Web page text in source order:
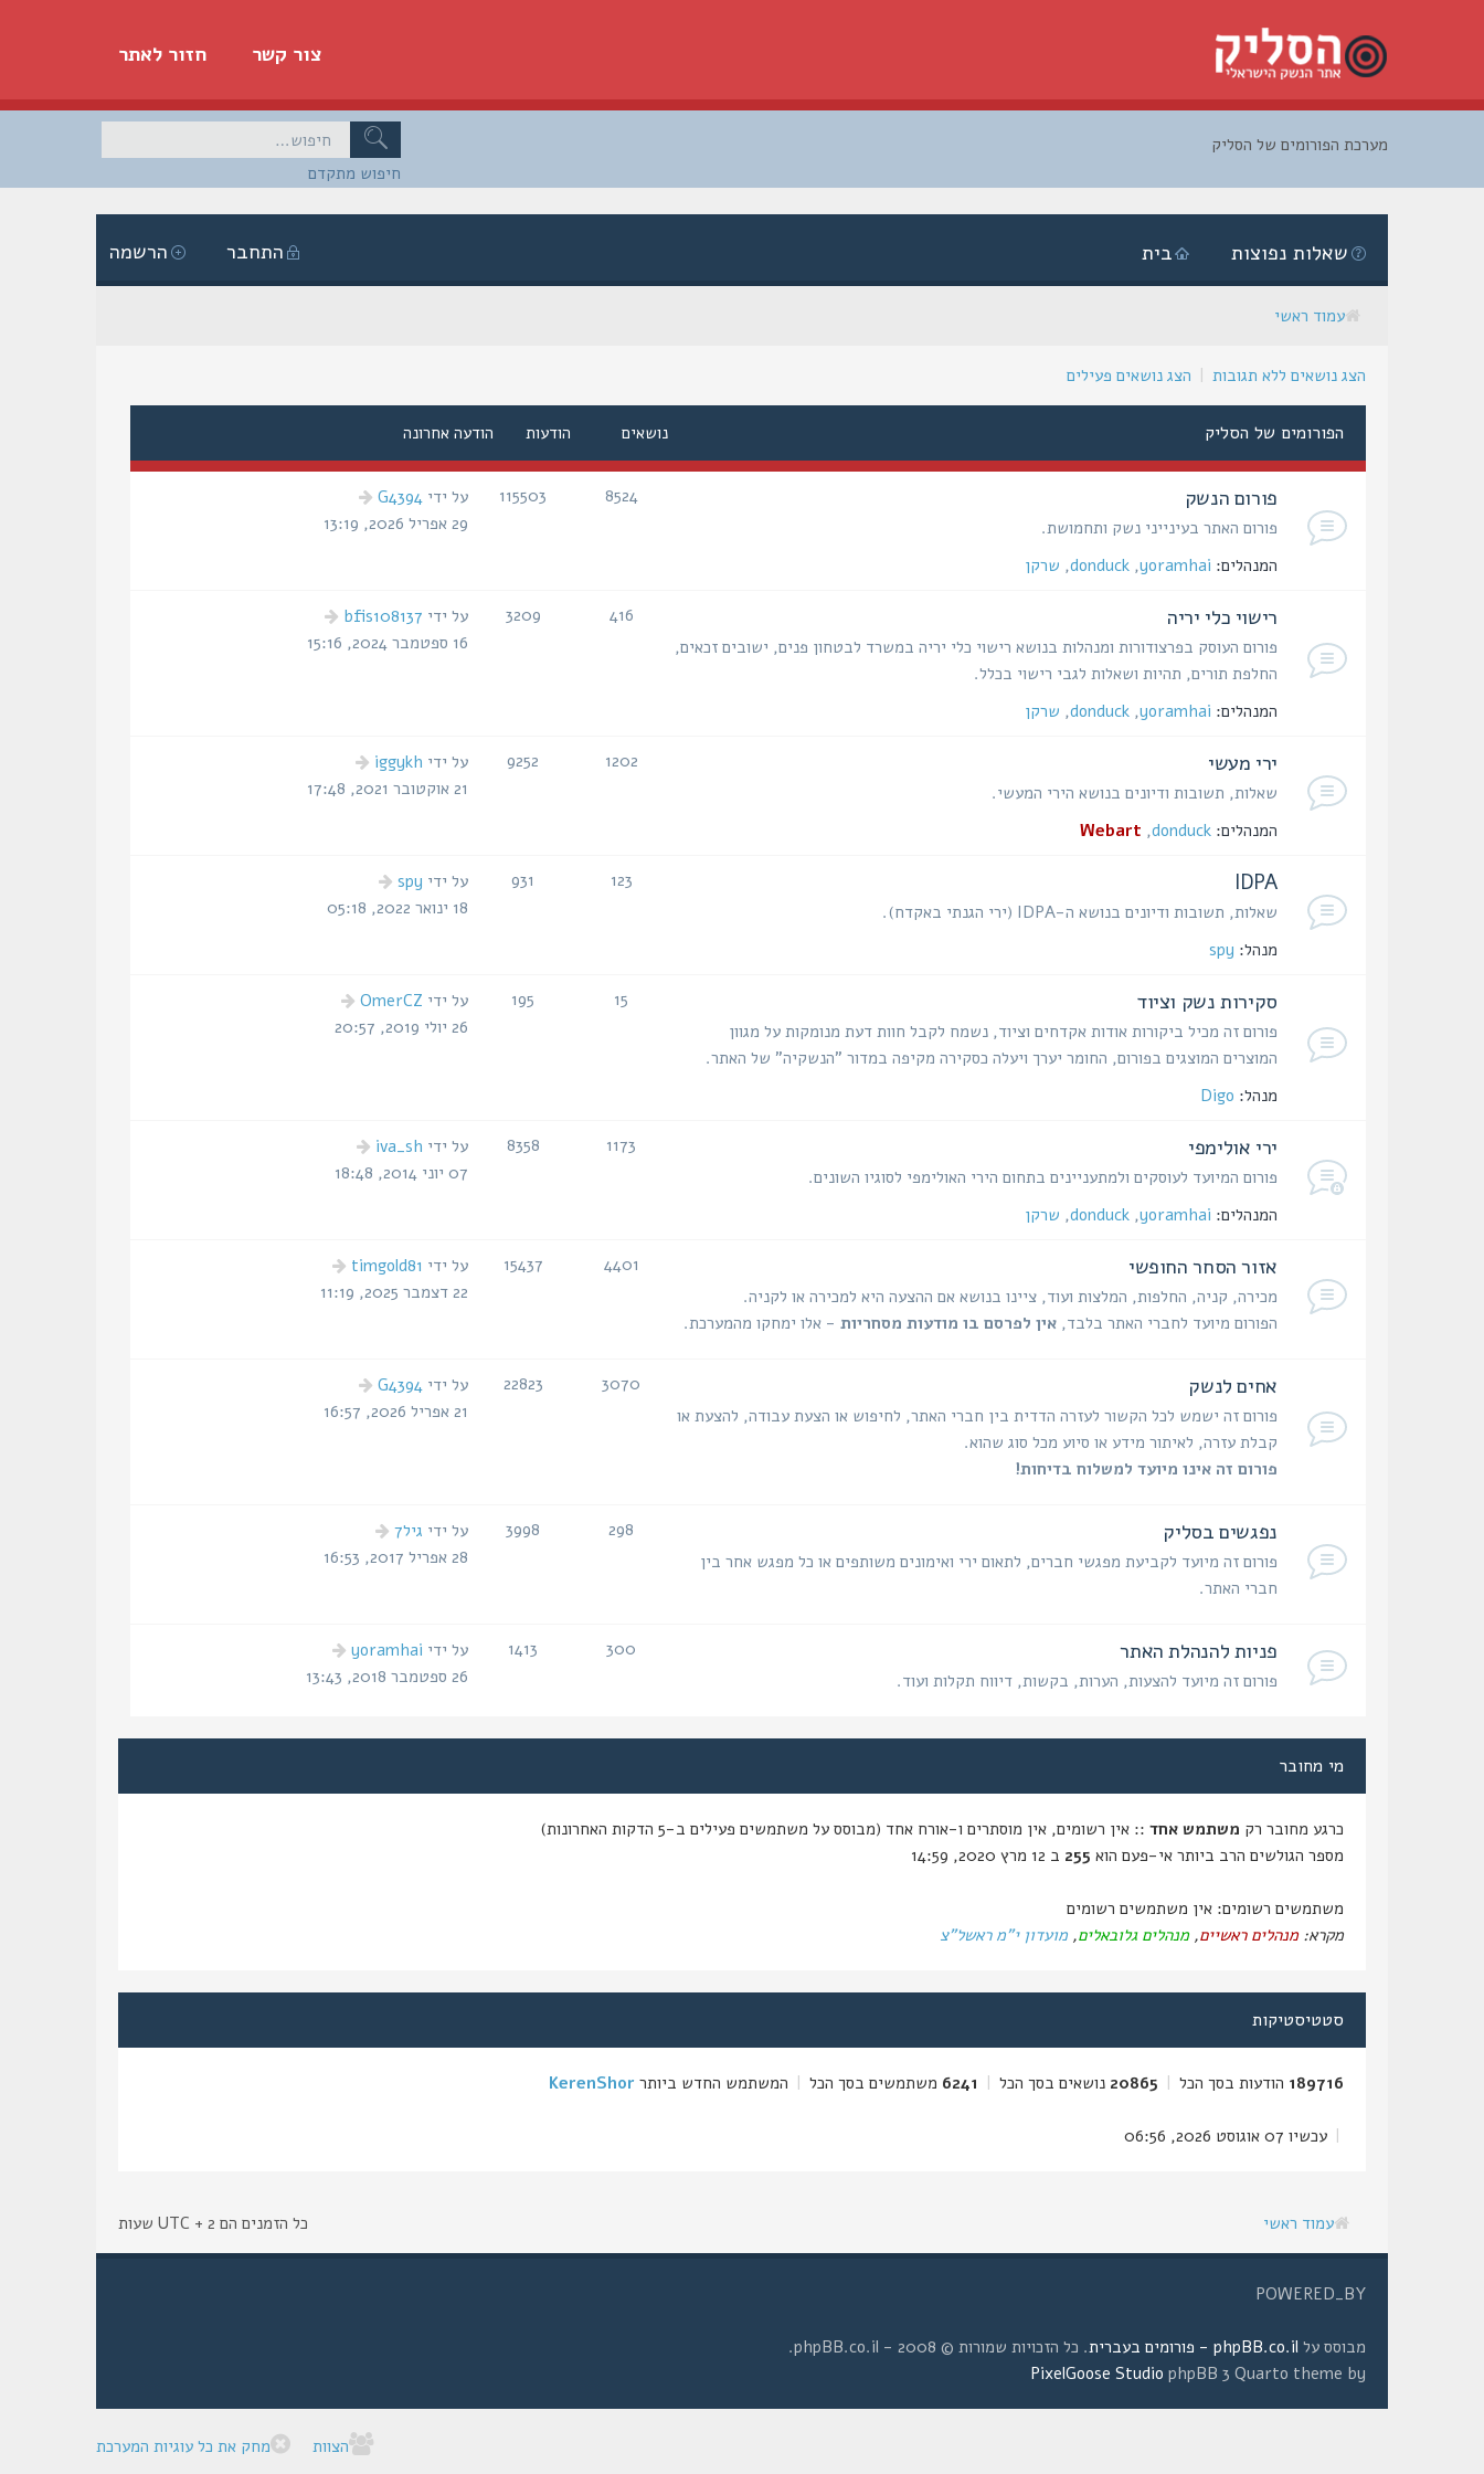
חזור לאתר צור קשר
חיפוש מתקדם
מערכת הפורומים של הסליק
הרשמה התחבר בית שאלות נפוצות
עמוד ראשי
הצג נושאים ללא תגובות | הצג נושאים פעילים
הפורומים של הסליק נושאים הודעות הודעה אחרונה
פורום הנשק
פורום האתר בעינייני נשק ותחמושת.
המנהלים: yoramhai
,
donduck
, שרקן
8524
115503
הודעה
אחרונה
על ידיG4394
29 אפריל 2026, 13:19
רישוי כלי יריה
פורום העוסק בפרצודורות ומנהלות בנושא רישוי כלי יריה במשרד לבטחון פנים, ישובים זכאים,
החלפת תורים, תהיות ושאלות לגבי רישוי בכלל.
המנהלים: yoramhai
,
donduck
, שרקן
416
3209
הודעה
אחרונה
על ידי bfis108137
16 ספטמבר 2024, 15:16
ירי מעשי
שאלות, תשובות ודיונים בנושא הירי המעשי.
המנהלים: donduck
,
Webart
1202
9252
הודעה
אחרונה
על ידי iggykh
21 אוקטובר 2021, 17:48
IDPA
שאלות, תשובות ודיונים בנושא ה-IDPA (ירי הגנתי באקדח).
מנהל: spy
123
931
הודעה
אחרונה
על ידי spy
18 ינואר 2022, 05:18
סקירות נשק וציוד
פורום זה מכיל ביקורות אודות אקדחים וציוד, נשמח לקבל חוות דעת מנומקות על מגוון
המוצרים המוצגים בפורום, החומר יערך ויעלה כסקירה מקיפה במדור "הנשקיה" של האתר.
מנהל: Digo
15
195
הודעה
אחרונה
על ידי OmerCZ
26 יולי 2019, 20:57
ירי אולימפי
פורום המיועד לעוסקים ולמתעניינים בתחום הירי האולימפי לסוגיו השונים.
המנהלים: yoramhai
,
donduck
, שרקן
1173
8358
הודעה
אחרונה
על ידי iva_sh
07 יוני 2014, 18:48
אזור הסחר החופשי
מכירה, קניה, החלפות, המלצות ועוד, ציינו בנושא אם ההצעה היא למכירה או לקניה.
הפורום מיועד לחברי האתר בלבד, אין לפרסם בו מודעות מסחריות - אלו ימחקו מהמערכת.
4401
15437
הודעה
אחרונה
על ידי timgold81
22 דצמבר 2025, 11:19
אחים לנשק
פורום זה ישמש לכל הקשור לעזרה הדדית בין חברי האתר, לחיפוש או הצעת עבודה, להצעת או
קבלת עזרה, לאיתור מידע או סיוע מכל סוג שהוא.
פורום זה אינו מיועד למשלוח בדיחות!
3070
22823
הודעה
אחרונה
על ידיG4394
21 אפריל 2026, 16:57
נפגשים בסליק
פורום זה מיועד לקביעת מפגשי חברים, לתאום ירי ואימונים משותפים או כל מפגש אחר בין
חברי האתר.
298
3998
הודעה
אחרונה
על ידי גיל7
28 אפריל 2017, 16:53
פניות להנהלת האתר
פורום זה מיועד להצעות, הערות, בקשות, דיווח תקלות ועוד.
300
1413
הודעה
אחרונה
על ידי yoramhai
26 ספטמבר 2018, 13:43
מי מחובר
כרגע מחובר רק משתמש אחד :: אין רשומים, אין מוסתרים ו-אורח אחד (מבוסס על משתמשים פעילים ב-5 הדקות האחרונות)
מספר הגולשים הרב ביותר אי-פעם הוא 255 ב 12 מרץ 2020, 14:59
משתמשים רשומים: אין משתמשים רשומים
מקרא:מנהלים ראשיים,מנהלים גלובאלים, מועדון י"מ ראשל"צ
סטטיסטיקות
189716 הודעות בסך הכל |
20865 נושאים בסך הכל |
6241 משתמשים בסך הכל | המשתמש החדש ביותר KerenShor
| עכשיו 07 אוגוסט 2026, 06:56
עמוד ראשי כל הזמנים הם UTC + 2 שעות
POWERED_BY
מבוסס על phpBB.co.il - פורומים בעברית
. כל הזכויות שמורות © 2008 - phpBB.co.il.
phpBB 3 Quarto theme by
PixelGoose Studio
הצוות מחק את כל עוגיות המערכת